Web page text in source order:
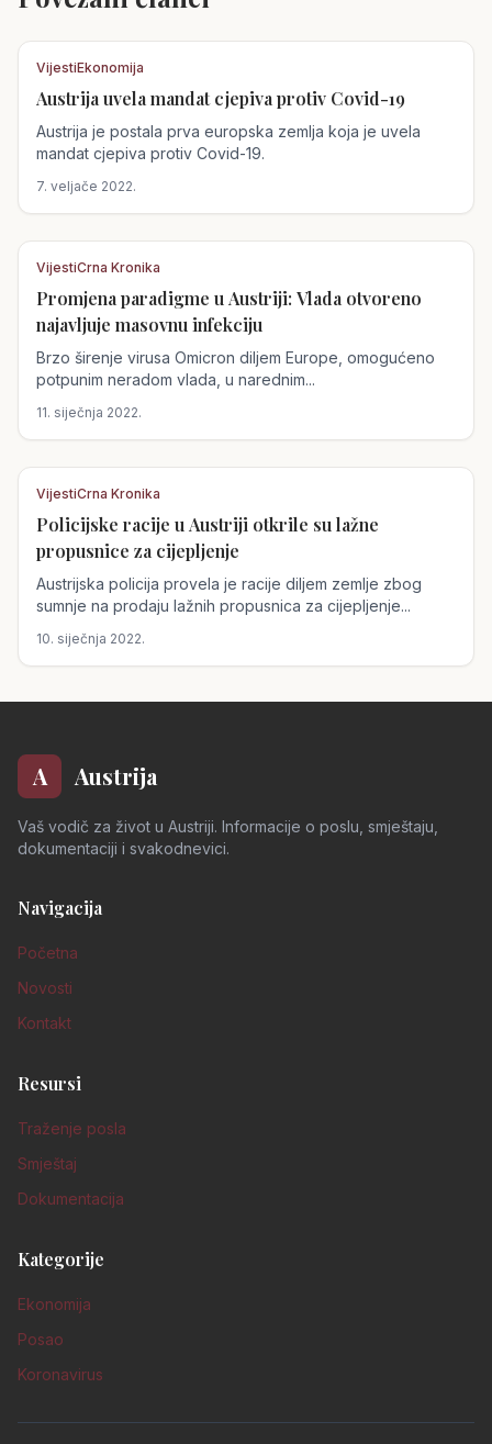
VijestiEkonomija
Austrija uvela mandat cjepiva protiv Covid-19
Austrija je postala prva europska zemlja koja je uvela
mandat cjepiva protiv Covid-19.
7. veljače 2022.
Austrija
VijestiCrna Kronika
Promjena paradigme u Austriji: Vlada otvoreno
najavljuje masovnu infekciju
Brzo širenje virusa Omicron diljem Europe, omogućeno
potpunim neradom vlada, u narednim...
11. siječnja 2022.
Austrija
VijestiCrna Kronika
Policijske racije u Austriji otkrile su lažne
propusnice za cijepljenje
Austrijska policija provela je racije diljem zemlje zbog
sumnje na prodaju lažnih propusnica za cijepljenje...
10. siječnja 2022.
A Austrija
Vaš vodič za život u Austriji. Informacije o poslu, smještaju,
dokumentaciji i svakodnevici.
Navigacija
Početna
Novosti
Kontakt
Resursi
Traženje posla
Smještaj
Dokumentacija
Kategorije
Ekonomija
Posao
Koronavirus